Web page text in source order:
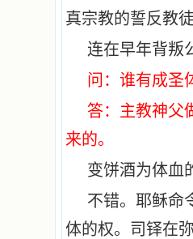
真宗教的誓反教
连在早年背叛
问：谁有成圣
答：主教神父
来的。
变饼酒为体血
不错。耶稣命
体的权。司铎在